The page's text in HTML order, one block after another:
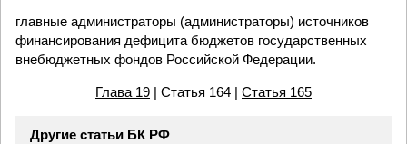
главные администраторы (администраторы) источников
финансирования дефицита бюджетов государственных
внебюджетных фондов Российской Федерации.
Глава 19| Статья 164 | Статья 165
Другие статьи БК РФ